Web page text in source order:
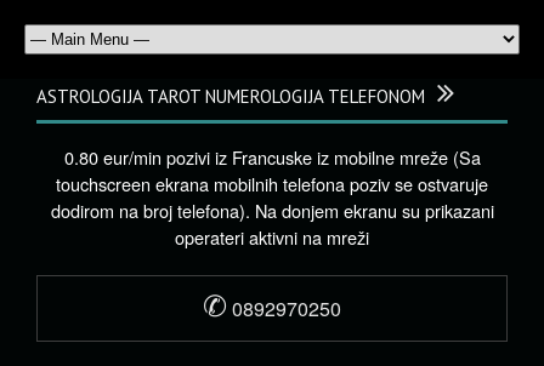
ASTROLOGIJA TAROT NUMEROLOGIJA TELEFONOM
0.80 eur/min pozivi iz Francuske iz mobilne mreže (Sa
touchscreen ekrana mobilnih telefona poziv se ostvaruje
dodirom na broj telefona). Na donjem ekranu su prikazani
operateri aktivni na mreži
✆ 0892970250